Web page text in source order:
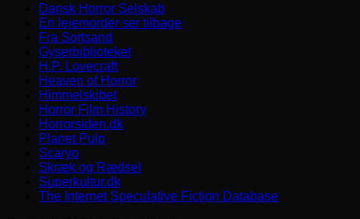
Dansk Horror Selskab
En lejemorder ser tilbage
Fra Sortsand
Gyserbiblioteket
H.P. Lovecraft
Heaven of Horror
Himmelskibet
Horror Film History
Horrorsiden.dk
Planet Pulp
Scaryo
Skræk og Rædsel
Superkultur.dk
The Internet Speculative Fiction Database